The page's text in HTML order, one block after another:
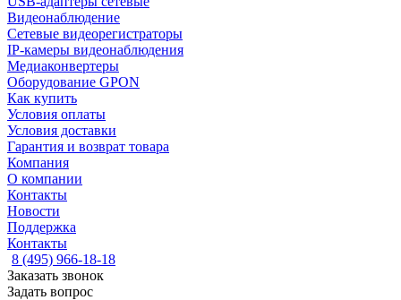
Видеонаблюдение
Сетевые видеорегистраторы
IP-камеры видеонаблюдения
Медиаконвертеры
Оборудование GPON
Как купить
Условия оплаты
Условия доставки
Гарантия и возврат товара
Компания
О компании
Контакты
Новости
Поддержка
Контакты
8 (495) 966-18-18
Заказать звонок
Задать вопрос